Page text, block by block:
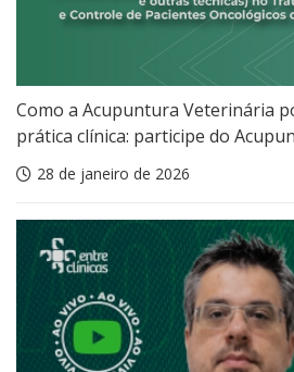
Como a Acupuntura Veterinária
prática clínica: participe do
28 de janeiro de 2026